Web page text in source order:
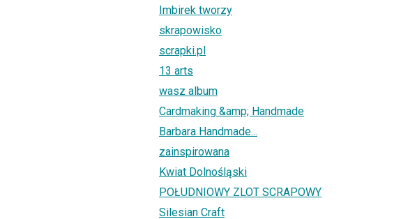
Imbirek tworzy
skrapowisko
scrapki.pl
13 arts
wasz album
Cardmaking &amp; Handmade
Barbara Handmade...
zainspirowana
Kwiat Dolnośląski
POŁUDNIOWY ZLOT SCRAPOWY
Silesian Craft